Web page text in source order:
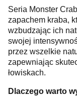
Seria Monster
zapachem kraba,
wzbudzając ich
swojej
przez wszelkie
zapewniając
łowiskach.
Dlaczego warto